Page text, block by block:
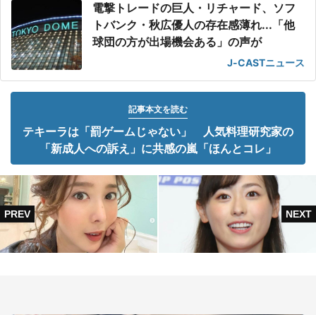
電撃トレードの巨人・リチャード、ソフ
トバンク・秋広優人の存在感薄れ...「他
球団の方が出場機会ある」の声が
J-CASTニュース
記事本文を読む
テキーラは「罰ゲームじゃない」 人気料理研究家の
「新成人への訴え」に共感の嵐「ほんとコレ」